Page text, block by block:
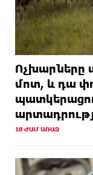
Ոչխարները
մոտ, և դա
18 ԺԱՄ ԱՌԱՋ